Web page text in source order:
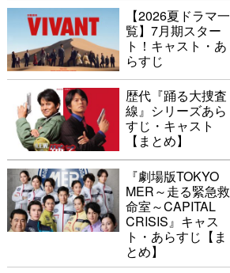
【2026夏ドラマ一
覧】7月期スター
ト！キャスト・あ
らすじ
歴代『踊る大捜査
線』シリーズあら
すじ・キャスト
【まとめ】
『劇場版TOKYO
MER～走る緊急救
命室～CAPITAL
CRISIS』キャス
ト・あらすじ【ま
とめ】